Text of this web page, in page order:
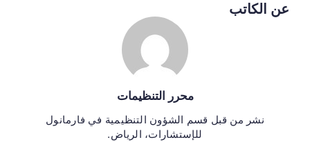
عن الكاتب
محرر التنظيمات
نشر من قبل قسم الشؤون التنظيمية في فارمانول
للإستشارات، الرياض.